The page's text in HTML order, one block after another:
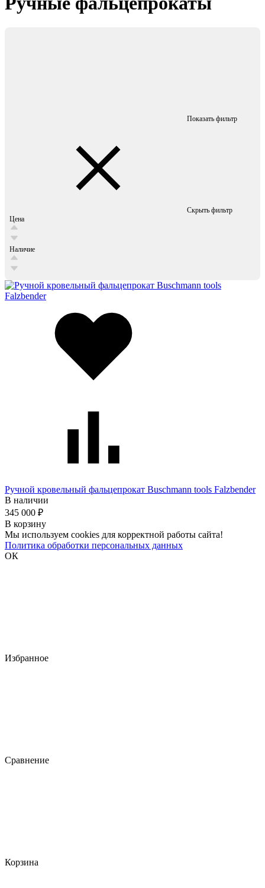
Показать фильтр
Скрыть фильтр
Цена
Наличие
Ручной кровельный фальцепрокат Buschmann tools Falzbender
В наличии
345 000 ₽
В корзину
Мы используем cookies для корректной работы сайта!
Политика обработки персональных данных
ОК
Избранное
Сравнение
Корзина